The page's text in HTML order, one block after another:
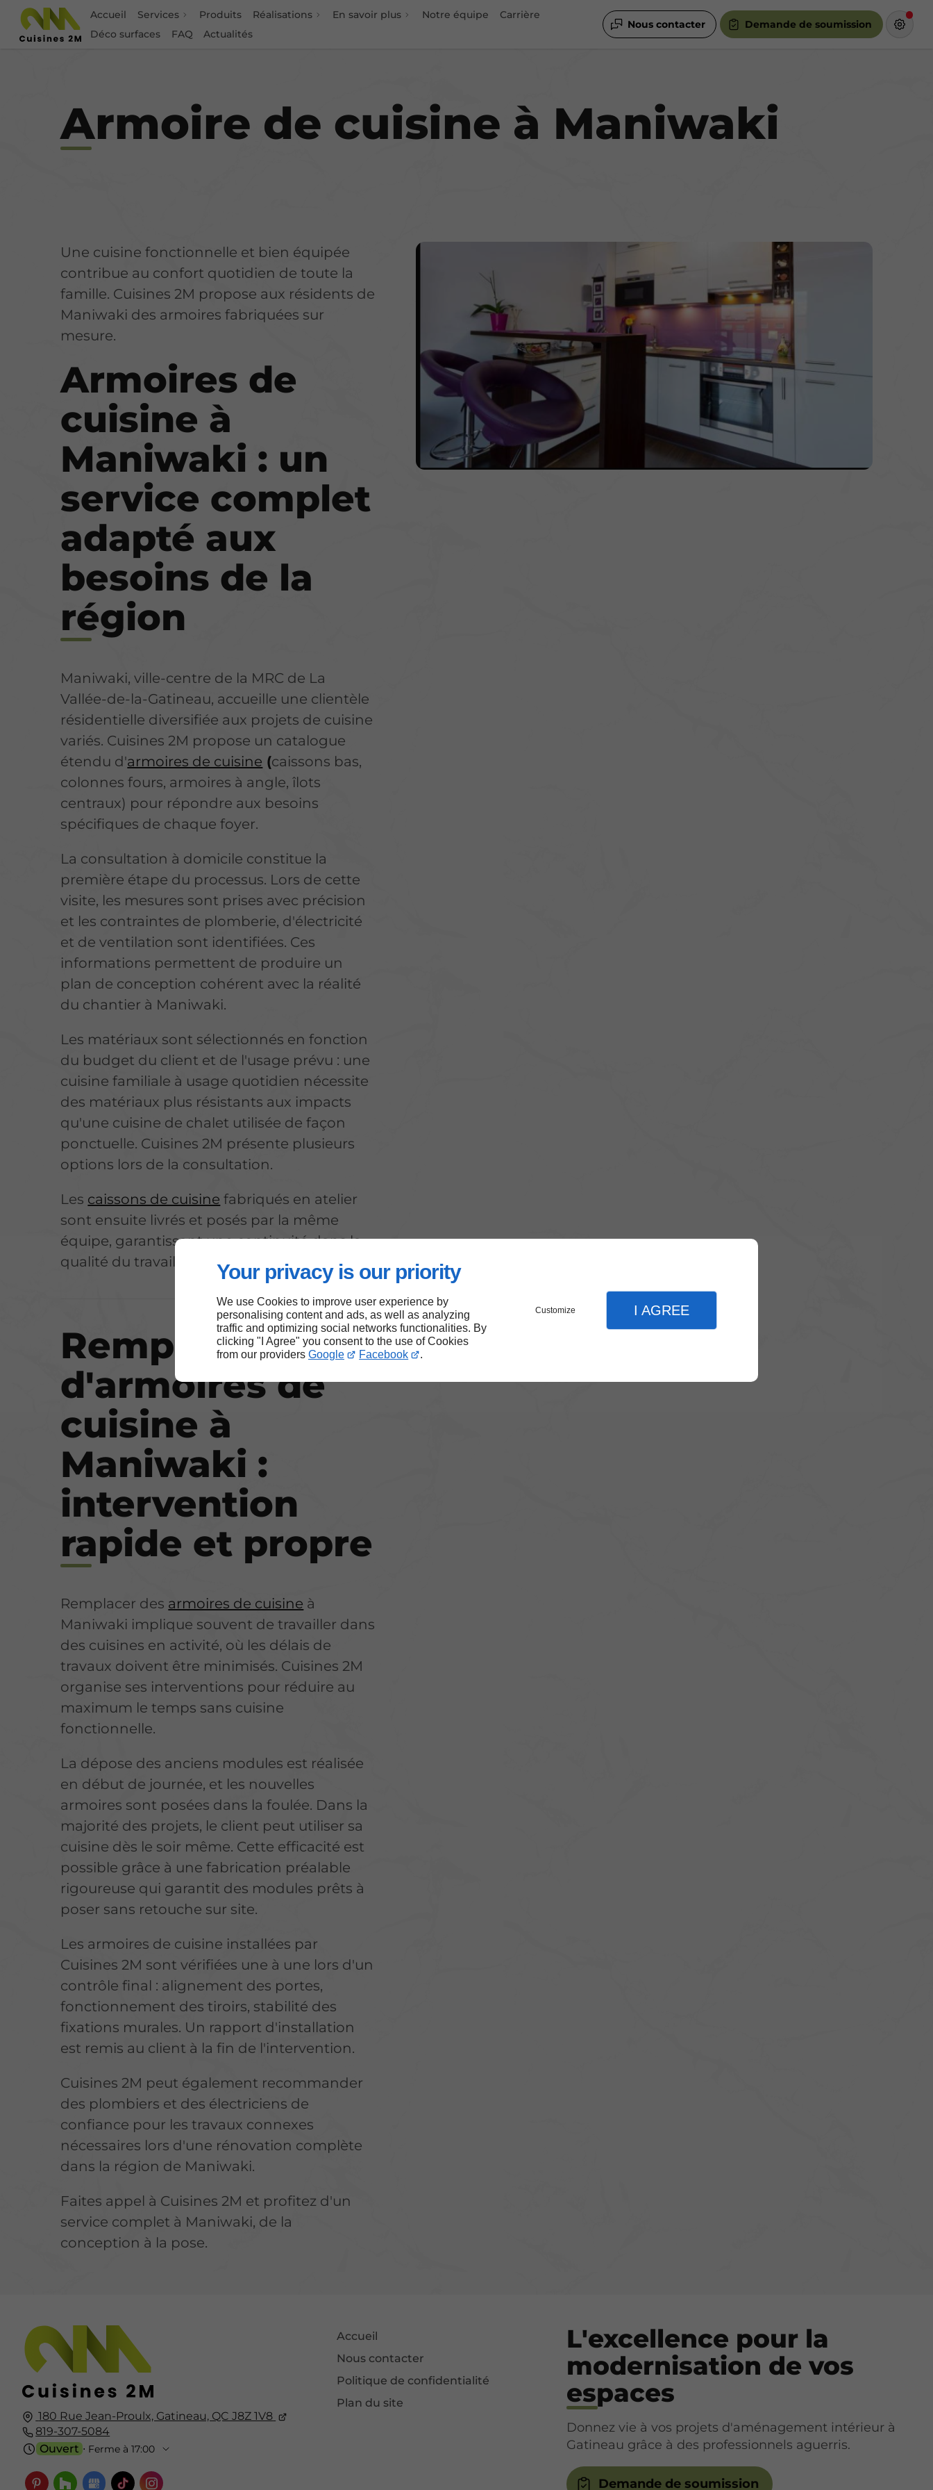
Your privacy is our priority
We use Cookies to improve user experience by
personalising content and ads, as well as analyzing
traffic and optimizing social networks functionalities. By
clicking "I Agree" you consent to the use of Cookies
from our providers Google Facebook .
Customize I AGREE
Accueil Services Produits Réalisations En savoir plus Notre équipe
Carrière
Déco surfaces
FAQ Actualités
Nous contacter Demande de soumission
Armoire de cuisine à Maniwaki
Une cuisine fonctionnelle et bien équipée
contribue au confort quotidien de toute la
famille. Cuisines 2M propose aux résidents de
Maniwaki des armoires fabriquées sur
mesure.
Armoires de
cuisine à
Maniwaki : un
service complet
adapté aux
besoins de la
région
Maniwaki, ville-centre de la MRC de La
Vallée-de-la-Gatineau, accueille une clientèle
résidentielle diversifiée aux projets de cuisine
variés. Cuisines 2M propose un catalogue
étendu d'armoires de cuisine (caissons bas,
colonnes fours, armoires à angle, îlots
centraux) pour répondre aux besoins
spécifiques de chaque foyer.
La consultation à domicile constitue la
première étape du processus. Lors de cette
visite, les mesures sont prises avec précision
et les contraintes de plomberie, d'électricité
et de ventilation sont identifiées. Ces
informations permettent de produire un
plan de conception cohérent avec la réalité
du chantier à Maniwaki.
Les matériaux sont sélectionnés en fonction
du budget du client et de l'usage prévu : une
cuisine familiale à usage quotidien nécessite
des matériaux plus résistants aux impacts
qu'une cuisine de chalet utilisée de façon
ponctuelle. Cuisines 2M présente plusieurs
options lors de la consultation.
Les caissons de cuisine fabriqués en atelier
sont ensuite livrés et posés par la même
équipe, garantissant une continuité dans la
qualité du travail.
Remplacement
d'armoires de
cuisine à
Maniwaki :
intervention
rapide et propre
Remplacer des armoires de cuisine à
Maniwaki implique souvent de travailler dans
des cuisines en activité, où les délais de
travaux doivent être minimisés. Cuisines 2M
organise ses interventions pour réduire au
maximum le temps sans cuisine
fonctionnelle.
La dépose des anciens modules est réalisée
en début de journée, et les nouvelles
armoires sont posées dans la foulée. Dans la
majorité des projets, le client peut utiliser sa
cuisine dès le soir même. Cette efficacité est
possible grâce à une fabrication préalable
rigoureuse qui garantit des modules prêts à
poser sans retouche sur site.
Les armoires de cuisine installées par
Cuisines 2M sont vérifiées une à une lors d'un
contrôle final : alignement des portes,
fonctionnement des tiroirs, stabilité des
fixations murales. Un rapport d'installation
est remis au client à la fin de l'intervention.
Cuisines 2M peut également recommander
des plombiers et des électriciens de
confiance pour les travaux connexes
nécessaires lors d'une rénovation complète
dans la région de Maniwaki.
Faites appel à Cuisines 2M et profitez d'un
service complet à Maniwaki, de la
conception à la pose.
180 Rue Jean-Proulx, Gatineau, QC J8Z 1V8
819-307-5084
Ouvert ⋅ Ferme à 17:00
Accueil
Nous contacter
Politique de confidentialité
Plan du site
L'excellence pour la
modernisation de vos
espaces
Donnez vie à vos projets d'aménagement intérieur à
Gatineau grâce à des professionnels aguerris.
Demande de soumission